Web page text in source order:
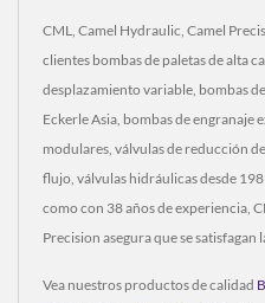
CML, Camel Hydraulic, Camel
clientes bombas de paletas de alta
desplazamiento variable, bombas
Eckerle Asia, bombas de engranaje
modulares, válvulas de reducción
flujo, válvulas hidráulicas desde
como con 38 años de experiencia,
Precision asegura que se satisfagan
Vea nuestros productos de calidad